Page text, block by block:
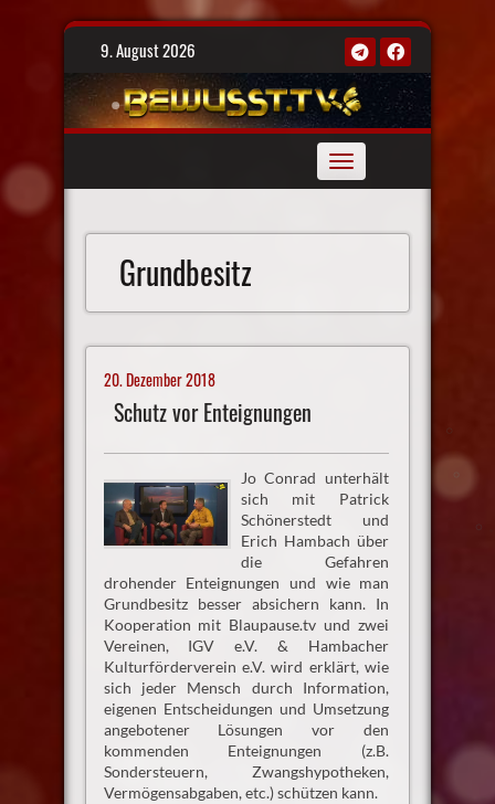
Skip
9. August 2026
Toggle
navigation
Grundbesitz
20. Dezember 2018
Schutz vor Enteignungen
Jo Conrad unterhält
sich mit Patrick
Schönerstedt und
Erich Hambach über
die Gefahren
drohender Enteignungen und wie man
Grundbesitz besser absichern kann. In
Kooperation mit Blaupause.tv und zwei
Vereinen, IGV e.V. & Hambacher
Kulturförderverein e.V. wird erklärt, wie
sich jeder Mensch durch Information,
eigenen Entscheidungen und Umsetzung
angebotener Lösungen vor den
kommenden Enteignungen (z.B.
Sondersteuern, Zwangshypotheken,
Vermögensabgaben, etc.) schützen kann.